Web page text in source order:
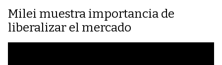
Milei muestra importancia de
liberalizar el mercado